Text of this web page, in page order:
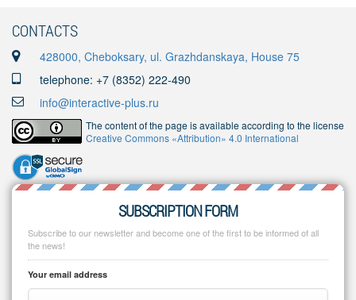
CONTACTS
428000, Cheboksary, ul. Grazhdanskaya, House 75
telephone: +7 (8352) 222-490
info@interactive-plus.ru
The content of the page is available according to the license
Creative Commons «Attribution» 4.0 International
SUBSCRIPTION FORM
Subscribe to our newsletter and become one of the first to be informed of all
the news!
Your email address